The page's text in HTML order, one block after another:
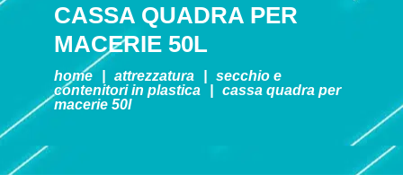
CASSA QUADRA PER
MACERIE 50L
home attrezzatura
secchio e
contenitori in plastica
cassa quadra per
macerie 50l